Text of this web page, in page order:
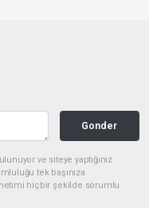
Gonder
ve siteye yaptığınız
tek başınıza
hiçbir şekilde sorumlu